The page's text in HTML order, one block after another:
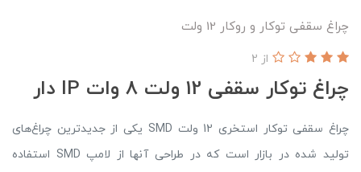
چراغ سقفی توکار و روکار 12 ولت
چراغ توکار سقفی 12 ولت 8 وات IP دار
از 2
چراغ سقفی توکار استخری 12 ولت SMD یکی از جدیدترین چراغ‌های
تولید شده در بازار است که در طراحی آنها از لامپ SMD استفاده